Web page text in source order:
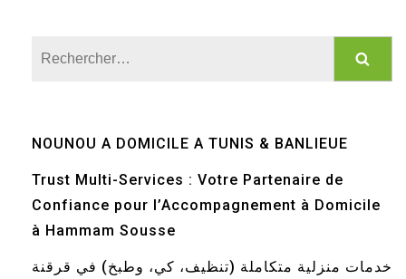
NOUNOU A DOMICILE A TUNIS & BANLIEUE
Trust Multi-Services : Votre Partenaire de
Confiance pour l’Accompagnement à Domicile
à Hammam Sousse
خدمات منزلية متكاملة (تنظيف، كي، وطبخ) في قرقنة